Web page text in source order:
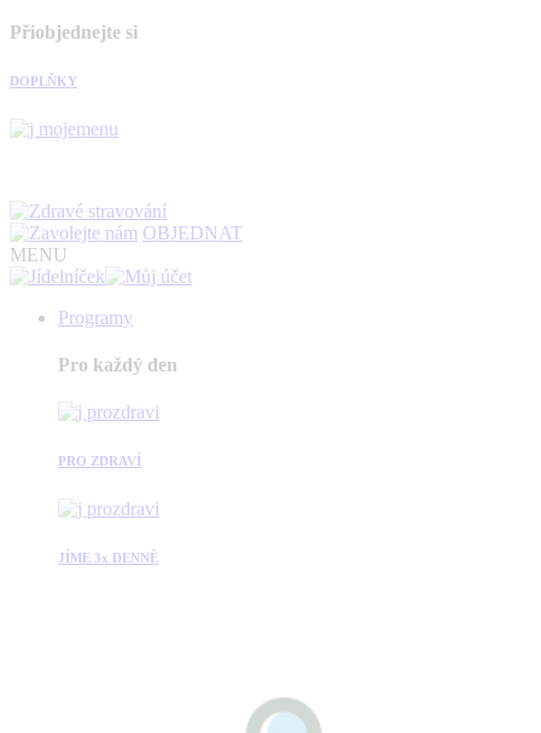
Přiobjednejte si
DOPLŇKY
OBJEDNAT
MENU
Programy
Pro každý den
PRO ZDRAVÍ
JÍME 3x DENNĚ